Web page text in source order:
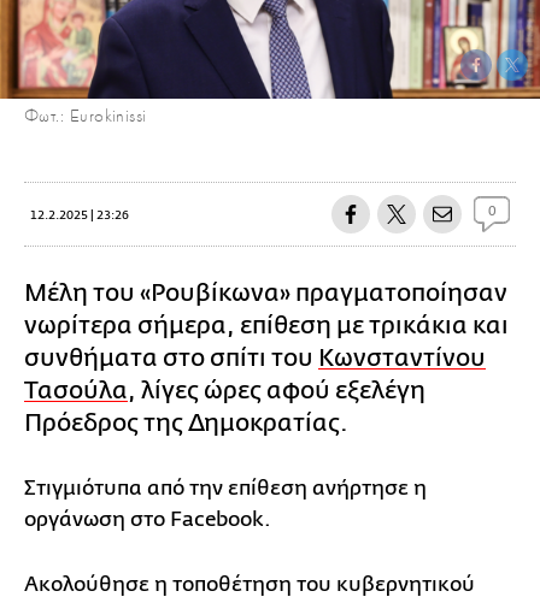
Φωτ.: Eurokinissi
12.2.2025 | 23:26 0
Μέλη του «Ρουβίκωνα» πραγματοποίησαν
νωρίτερα σήμερα, επίθεση με τρικάκια και
συνθήματα στο σπίτι του Κωνσταντίνου
Τασούλα, λίγες ώρες αφού εξελέγη
Πρόεδρος της Δημοκρατίας.
Στιγμιότυπα από την επίθεση ανήρτησε η
οργάνωση στο Facebook.
Ακολούθησε η τοποθέτηση του κυβερνητικού